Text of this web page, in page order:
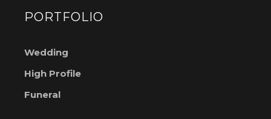
PORTFOLIO
Wedding
High Profile
Funeral